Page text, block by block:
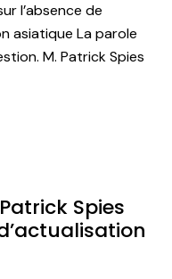
l’absence de
asiatique La parole
M. Patrick Spies
Spies